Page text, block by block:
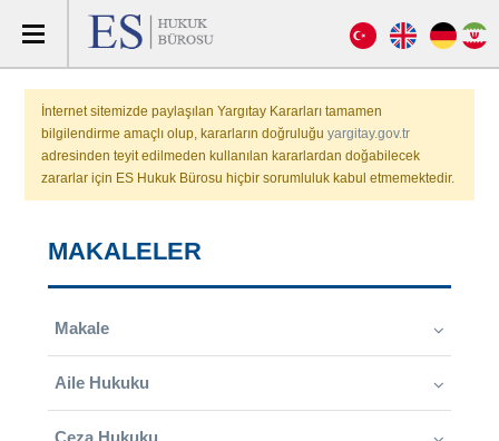
İnternet sitemizde paylaşılan Yargıtay Kararları tamamen
bilgilendirme amaçlı olup, kararların doğruluğuyargitay.gov.tr
adresinden teyit edilmeden kullanılan kararlardan doğabilecek
zararlar için ES Hukuk Bürosu hiçbir sorumluluk kabul etmemektedir.
MAKALELER
Makale
Aile Hukuku
Ceza Hukuku